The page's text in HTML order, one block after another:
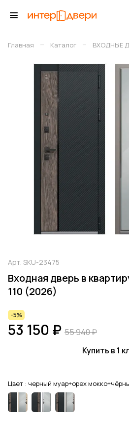
Главная – Каталог – ВХОДНЫЕ
Арт. SKU-23475
Входная дверь в
110 (2026)
-5%
53 150 ₽ 55 940 ₽
Купить в 1
Цвет : черный муар+орех